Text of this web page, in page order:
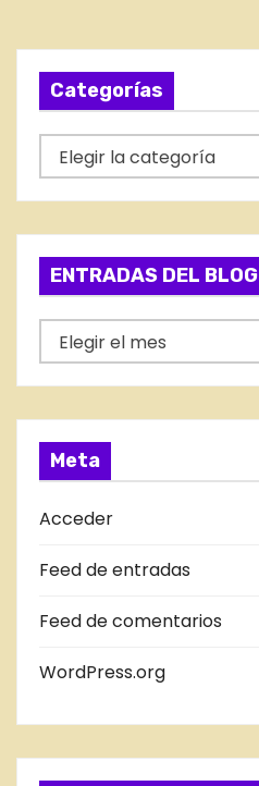
e
n
t
r
a
d
a
s
Categorías
a
t
e
o
í
a
s
ENTRADAS DEL BLOG
N
T
R
D
A
D
B
O
G
Meta
Acceder
Feed de entradas
Feed de comentarios
WordPress.org